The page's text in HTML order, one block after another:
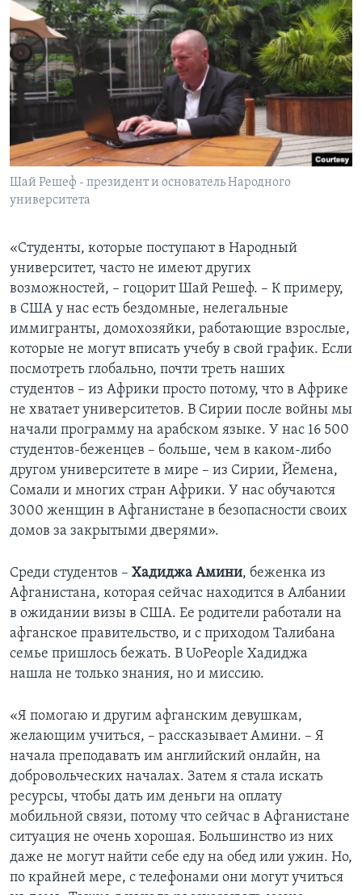
Шай Решеф - президент и основатель Народного
университета
«Студенты, которые поступают в Народный
университет, часто не имеют других
возможностей, – гоцорит Шай Решеф. – К примеру,
в США у нас есть бездомные, нелегальные
иммигранты, домохозяйки, работающие взрослые,
которые не могут вписать учебу в свой график. Если
посмотреть глобально, почти треть наших
студентов – из Африки просто потому, что в Африке
не хватает университетов. В Сирии после войны мы
начали программу на арабском языке. У нас 16 500
студентов-беженцев – больше, чем в каком-либо
другом университете в мире – из Сирии, Йемена,
Сомали и многих стран Африки. У нас обучаются
3000 женщин в Афганистане в безопасности своих
домов за закрытыми дверями».
Среди студентов – Хадиджа Амини, беженка из
Афганистана, которая сейчас находится в Албании
в ожидании визы в США. Ее родители работали на
афганское правительство, и с приходом Талибана
семье пришлось бежать. В UoPeople Хадиджа
нашла не только знания, но и миссию.
«Я помогаю и другим афганским девушкам,
желающим учиться, – рассказывает Амини. – Я
начала преподавать им английский онлайн, на
добровольческих началах. Затем я стала искать
ресурсы, чтобы дать им деньги на оплату
мобильной связи, потому что сейчас в Афганистане
ситуация не очень хорошая. Большинство из них
даже не могут найти себе еду на обед или ужин. Но,
по крайней мере, с телефонами они могут учиться